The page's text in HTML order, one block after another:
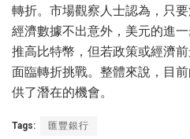
轉折。市場觀察人士認為，只
經濟數據不出意外，美元的進
推高比特幣，但若政策或經濟
面臨轉折挑戰。整體來說，目
供了潛在的機會。
Tags: 匯豐銀行